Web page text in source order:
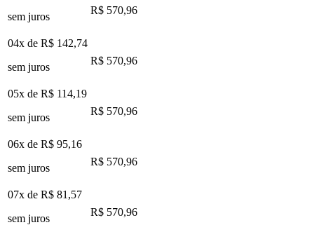
sem juros
R$ 570,96
04x de R$ 142,74
sem juros
R$ 570,96
05x de R$ 114,19
sem juros
R$ 570,96
06x de R$ 95,16
sem juros
R$ 570,96
07x de R$ 81,57
sem juros
R$ 570,96